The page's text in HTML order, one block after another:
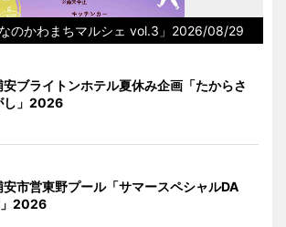
のかわまちマルシェ vol.3」2026/08/29
安ブライトンホテル夏休み企画「たからさ
し」2026
安市営東野プール「サマースペシャルDA
2026